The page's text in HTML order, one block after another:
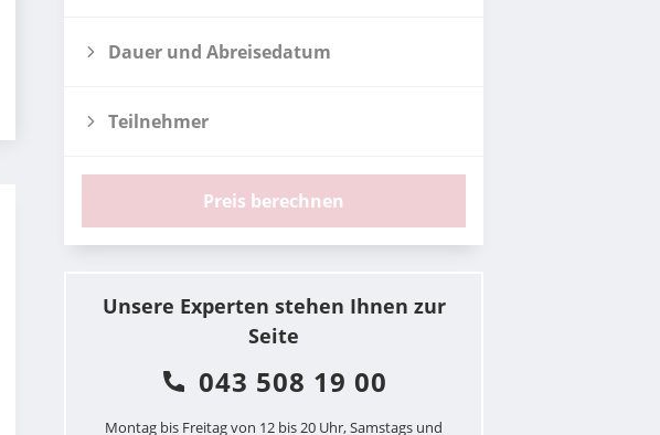
Dauer und Abreisedatum
Teilnehmer
Preis berechnen
Unsere Experten stehen Ihnen zur
Seite
043 508 19 00
Montag bis Freitag von 12 bis 20 Uhr, Samstags und